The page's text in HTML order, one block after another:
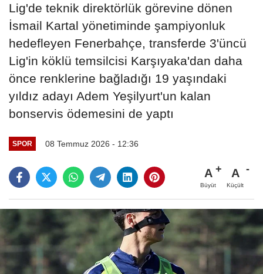
Lig'de teknik direktörlük görevine dönen
İsmail Kartal yönetiminde şampiyonluk
hedefleyen Fenerbahçe, transferde 3'üncü
Lig'in köklü temsilcisi Karşıyaka'dan daha
önce renklerine bağladığı 19 yaşındaki
yıldız adayı Adem Yeşilyurt'un kalan
bonservis ödemesini de yaptı
SPOR 08 Temmuz 2026 - 12:36
A
Büyüt
A
Küçült